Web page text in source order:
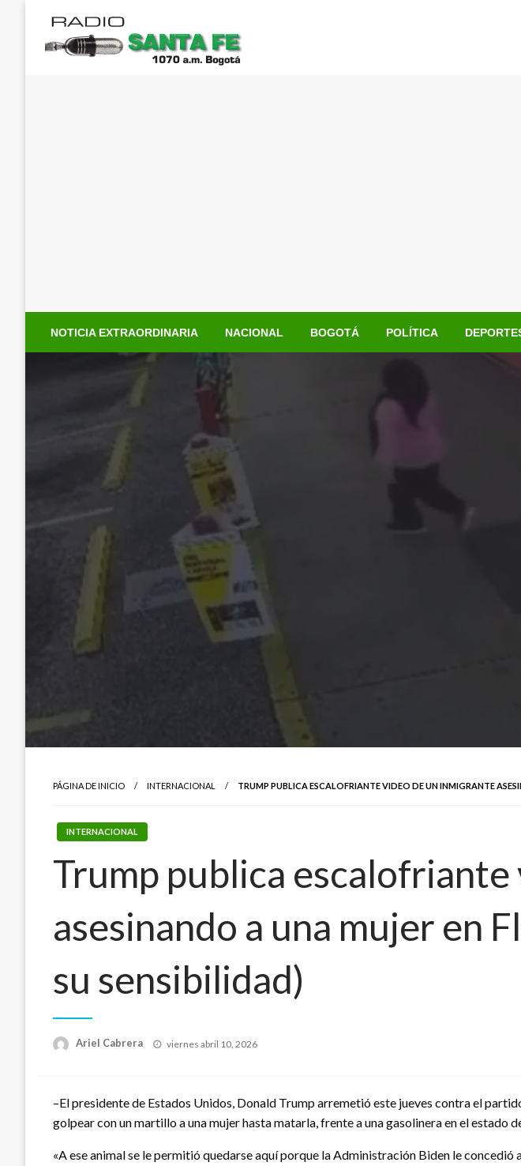
contenido
NOTICIA EXTRAORDINARIA NACIONAL BOGOTÁ POLÍTICA
PÁGINA DE INICIO INTERNACIONAL TRUMP PUBLICA ESCALOFRIANTE VIDEO DE UN INMIGRANTE
INTERNACIONAL
Trump publica
asesinando a una mujer en
su sensibilidad)
Ariel Cabrera
Publicado
viernes abril 10, 2026
–El presidente de Estados Unidos, Donald Trump arremetió este jueves contra el
golpear con un martillo a una mujer hasta matarla, frente a una gasolinera en el estado
«A ese animal se le permitió quedarse aquí porque la Administración Biden le